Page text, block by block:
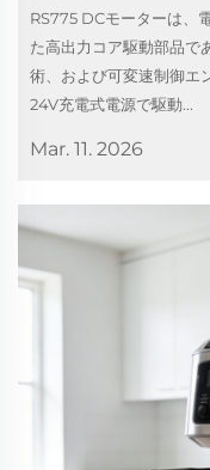
RS775 DCモーターは、
た高出力コア駆動部品で
術、および可変速制御エ
24V充電式電源で駆動...
Mar. 11. 2026